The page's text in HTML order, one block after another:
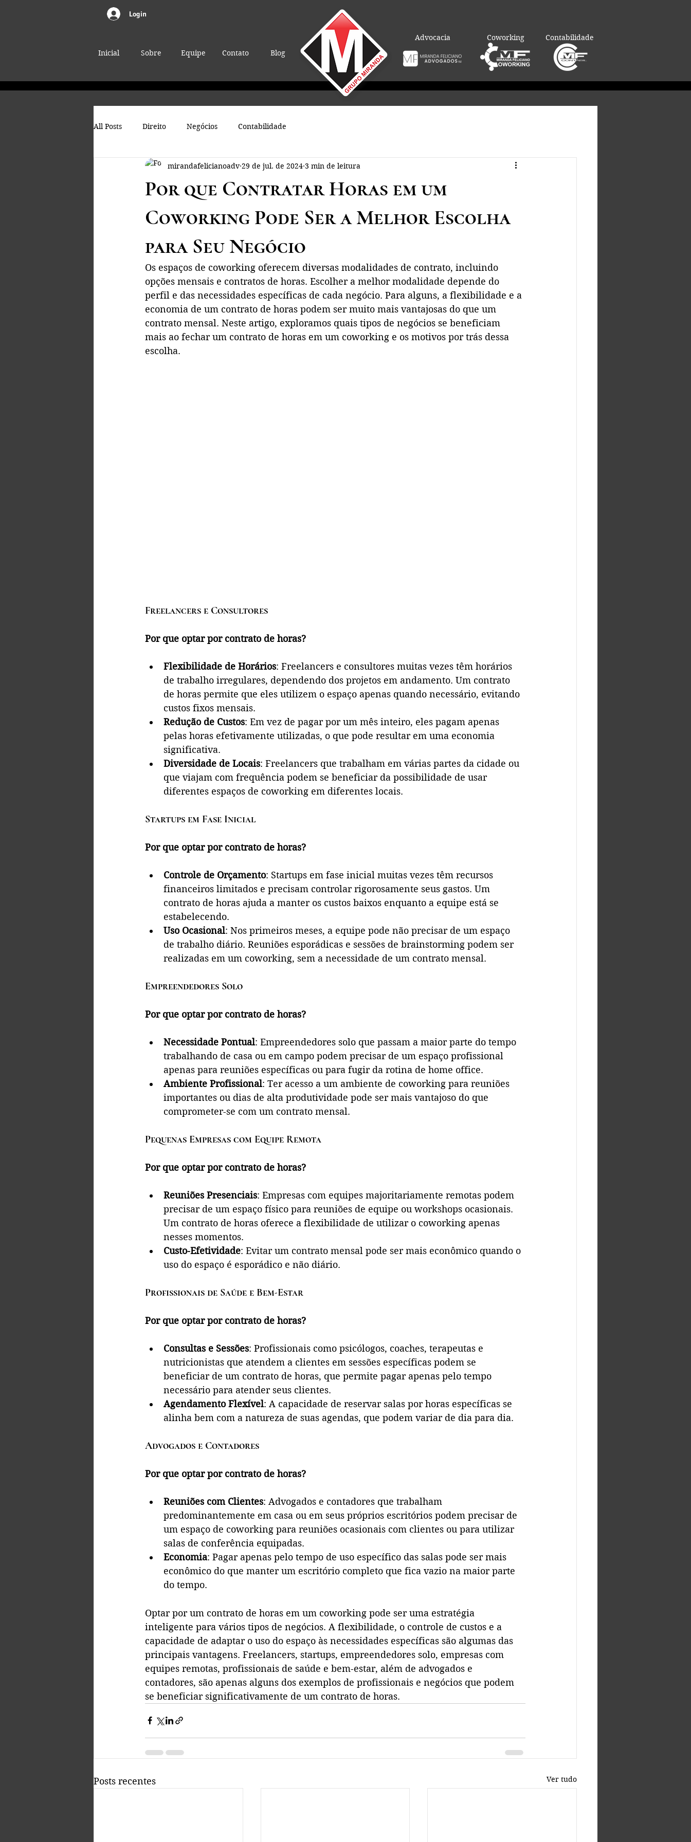
Login
Inicial Sobre Equipe Contato Blog
Advocacia Coworking Contabilidade
All Posts Direito Negócios Contabilidade
Por que Contratar Horas em um
Coworking Pode Ser a Melhor Escolha
para Seu Negócio
mirandafelicianoadv 29 de jul. de 2024 3 min de leitura
Os espaços de coworking oferecem diversas modalidades de contrato, incluindo
opções mensais e contratos de horas. Escolher a melhor modalidade depende do
perfil e das necessidades específicas de cada negócio. Para alguns, a flexibilidade e a
economia de um contrato de horas podem ser muito mais vantajosas do que um
contrato mensal. Neste artigo, exploramos quais tipos de negócios se beneficiam
mais ao fechar um contrato de horas em um coworking e os motivos por trás dessa
escolha.
Freelancers e Consultores
Por que optar por contrato de horas?
Flexibilidade de Horários: Freelancers e consultores muitas vezes têm horários
de trabalho irregulares, dependendo dos projetos em andamento. Um contrato
de horas permite que eles utilizem o espaço apenas quando necessário, evitando
custos fixos mensais.
Redução de Custos: Em vez de pagar por um mês inteiro, eles pagam apenas
pelas horas efetivamente utilizadas, o que pode resultar em uma economia
significativa.
Diversidade de Locais: Freelancers que trabalham em várias partes da cidade ou
que viajam com frequência podem se beneficiar da possibilidade de usar
diferentes espaços de coworking em diferentes locais.
Startups em Fase Inicial
Por que optar por contrato de horas?
Controle de Orçamento: Startups em fase inicial muitas vezes têm recursos
financeiros limitados e precisam controlar rigorosamente seus gastos. Um
contrato de horas ajuda a manter os custos baixos enquanto a equipe está se
estabelecendo.
Uso Ocasional: Nos primeiros meses, a equipe pode não precisar de um espaço
de trabalho diário. Reuniões esporádicas e sessões de brainstorming podem ser
realizadas em um coworking, sem a necessidade de um contrato mensal.
Empreendedores Solo
Por que optar por contrato de horas?
Necessidade Pontual: Empreendedores solo que passam a maior parte do tempo
trabalhando de casa ou em campo podem precisar de um espaço profissional
apenas para reuniões específicas ou para fugir da rotina de home office.
Ambiente Profissional: Ter acesso a um ambiente de coworking para reuniões
importantes ou dias de alta produtividade pode ser mais vantajoso do que
comprometer-se com um contrato mensal.
Pequenas Empresas com Equipe Remota
Por que optar por contrato de horas?
Reuniões Presenciais: Empresas com equipes majoritariamente remotas podem
precisar de um espaço físico para reuniões de equipe ou workshops ocasionais.
Um contrato de horas oferece a flexibilidade de utilizar o coworking apenas
nesses momentos.
Custo-Efetividade: Evitar um contrato mensal pode ser mais econômico quando o
uso do espaço é esporádico e não diário.
Profissionais de Saúde e Bem-Estar
Por que optar por contrato de horas?
Consultas e Sessões: Profissionais como psicólogos, coaches, terapeutas e
nutricionistas que atendem a clientes em sessões específicas podem se
beneficiar de um contrato de horas, que permite pagar apenas pelo tempo
necessário para atender seus clientes.
Agendamento Flexível: A capacidade de reservar salas por horas específicas se
alinha bem com a natureza de suas agendas, que podem variar de dia para dia.
Advogados e Contadores
Por que optar por contrato de horas?
Reuniões com Clientes: Advogados e contadores que trabalham
predominantemente em casa ou em seus próprios escritórios podem precisar de
um espaço de coworking para reuniões ocasionais com clientes ou para utilizar
salas de conferência equipadas.
Economia: Pagar apenas pelo tempo de uso específico das salas pode ser mais
econômico do que manter um escritório completo que fica vazio na maior parte
do tempo.
Optar por um contrato de horas em um coworking pode ser uma estratégia
inteligente para vários tipos de negócios. A flexibilidade, o controle de custos e a
capacidade de adaptar o uso do espaço às necessidades específicas são algumas das
principais vantagens. Freelancers, startups, empreendedores solo, empresas com
equipes remotas, profissionais de saúde e bem-estar, além de advogados e
contadores, são apenas alguns dos exemplos de profissionais e negócios que podem
se beneficiar significativamente de um contrato de horas.
Posts recentes Ver tudo